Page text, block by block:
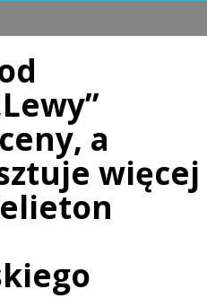
a
więcej